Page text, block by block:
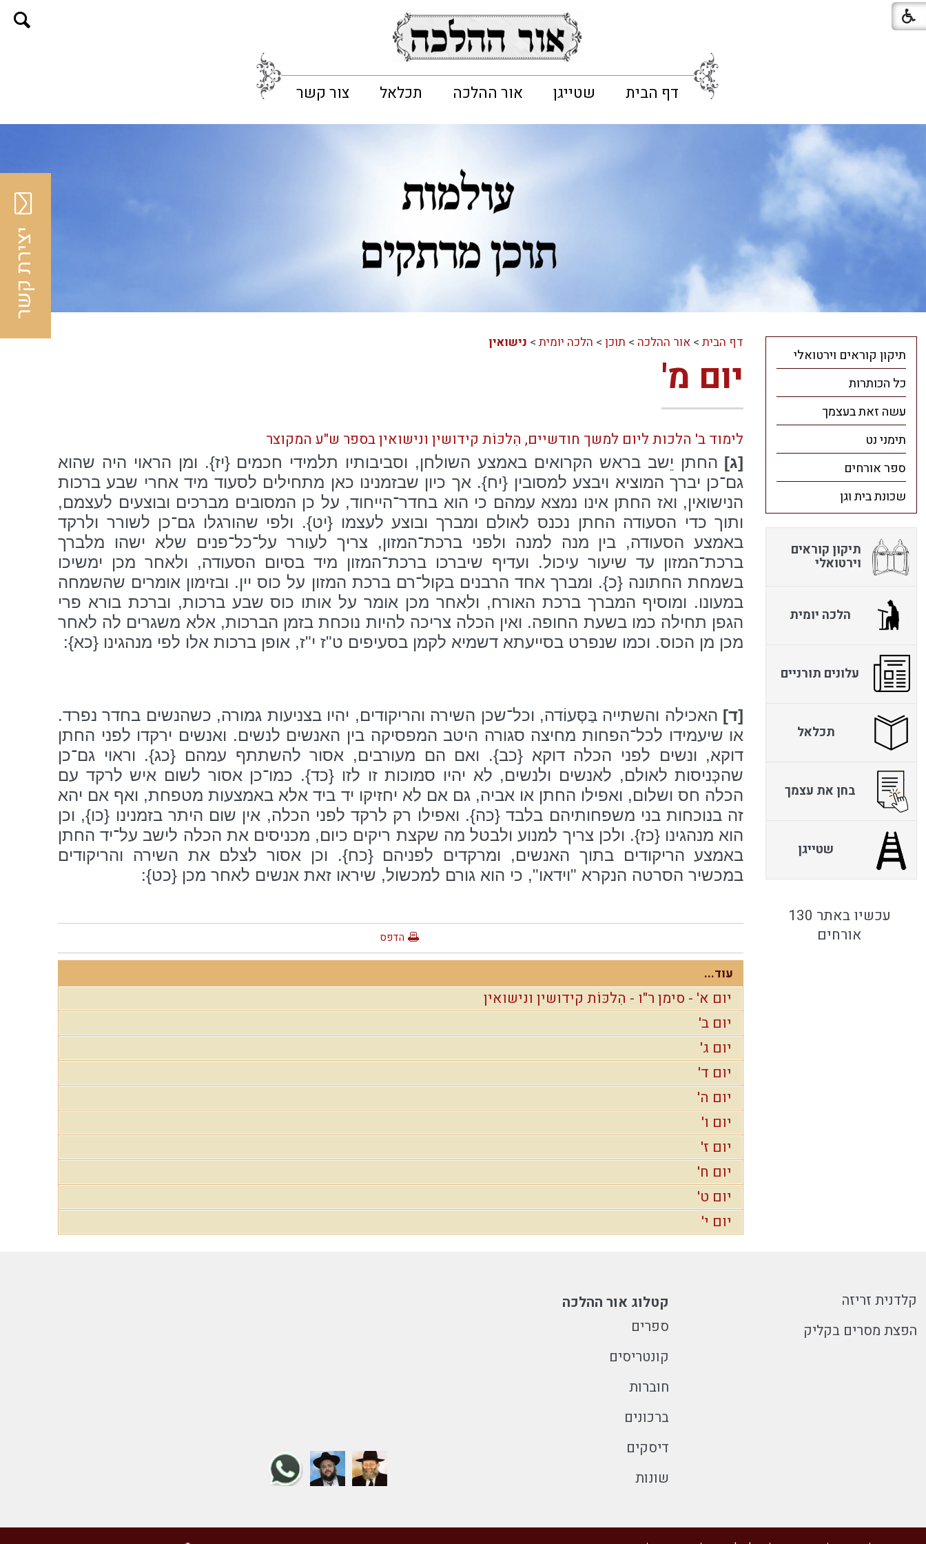
דף הבית שטייגן אור ההלכה תכלאל צור קשר
דף הבית> אור ההלכה > תוכן> הלכה יומית> נישואין
יום מ'
לימוד ב' הלכות ליום למשך חודשיים, הִלכּוֹת קידושין ונישואין בספר ש"ע המקוצר
[ג] החתן יֵשב בראש הקרואים באמצע השולחן, וסביבותיו תלמידי חכמים {יז}. ומן הראוי היה שהוא
גם־כן יברך המוציא ויבצע למסובין {יח}. אך כיון שבזמנינו כאן מתחילים לסעוד מיד אחרי שבע ברכות
הנישואין, ואז החתן אינו נמצא עמהם כי הוא בחדר־הייחוד, על כן המסובים מברכים ובוצעים לעצמם,
ותוך כדי הסעודה החתן נכנס לאולם ומברך ובוצע לעצמו {יט}. ולפי שהורגלו גם־כן לשורר ולרקד
באמצע הסעודה, בין מנה למנה ולפני ברכת־המזון, צריך לעורר על־כל־פנים שלא ישהו מלברך
ברכת־המזון עד שיעור עיכול. ועדיף שיברכו ברכת־המזון מיד בסיום הסעודה, ולאחר מכן ימשיכו
בשמחת החתונה {כ}. ומברך אחד הרבנים בקול־רם ברכת המזון על כוס יין. ובזימון אומרים שהשמחה
במעונו. ומוסיף המברך ברכת האורח, ולאחר מכן אומר על אותו כוס שבע ברכות, וברכת בורא פרי
הגפן תחילה כמו בשעת החופה. ואין הכלה צריכה להיות נוכחת בזמן הברכות, אלא משגרים לה לאחר
מכן מן הכוס. וכמו שנפרט בסייעתא דשמיא לקמן בסעיפים ט"ז י"ז, אופן ברכות אלו לפי מנהגינו {כא}:
[ד] האכילה והשתייה בַּסְּעוֹדה, וכל־שכן השירה והריקודים, יהיו בצניעות גמורה, כשהנשים בחדר נפרד.
או שיעמידו לכל־הפחות מחיצה סגורה היטב המפסיקה בין האנשים לנשים. ואנשים ירקדו לפני החתן
דוקא, ונשים לפני הכלה דוקא {כב}. ואם הם מעורבים, אסור להשתתף עמהם {כג}. וראוי גם־כן
שהכְּניסות לאולם, לאנשים ולנשים, לא יהיו סמוכות זו לזו {כד}. כמו־כן אסור לשום איש לרקד עם
הכלה חס ושלום, ואפילו החתן או אביה, גם אם לא יחזיקו יד ביד אלא באמצעות מטפחת, ואף אם יהא
זה בנוכחות בני משפחותיהם בלבד {כה}. ואפילו רק לרקד לפני הכלה, אין שום היתר בזמנינו {כו}, וכן
הוא מנהגינו {כז}. ולכן צריך למנוע ולבטל מה שקצת ריקים כיום, מכניסים את הכלה לישב על־יד החתן
באמצע הריקודים בתוך האנשים, ומרקדים לפניהם {כח}. וכן אסור לצלם את השירה והריקודים
במכשיר הסרטה הנקרא "וידאו", כי הוא גורם למכשול, שיראו זאת אנשים לאחר מכן {כט}:
הדפס
עוד...
יום א' - סימן ר"ו - הִלכּוֹת קידושין ונישואין
יום ב'
יום ג'
יום ד'
יום ה'
יום ו'
יום ז'
יום ח'
יום ט'
יום י'
תיקון קוראים וירטואלי
כל הכותרות
עשה זאת בעצמך
תימני נט
ספר אורחים
שכונת בית וגן
תיקון קוראים
וירטואלי
הלכה יומית
עלונים תורניים
תכלאל
בחן את עצמך
שטייגן
עכשיו באתר 130
אורחים
קלדנית זריזה
הפצת מסרים בקליק
קטלוג אור ההלכה
ספרים
קונטריסים
חוברות
ברכונים
דיסקים
שונות
יצירת קשר